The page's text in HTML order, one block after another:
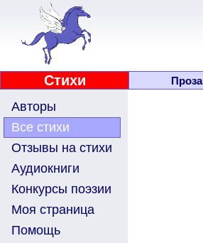
Стихи Проза
Авторы
Все стихи
Отзывы на стихи
Аудиокниги
Конкурсы поэзии
Моя страница
Помощь